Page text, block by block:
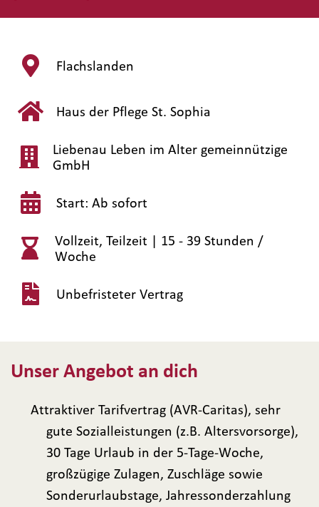
Flachslanden
Haus der Pflege St. Sophia
Liebenau Leben im Alter gemeinnützige
GmbH
Start: Ab sofort
Vollzeit, Teilzeit | 15 - 39 Stunden /
Woche
Unbefristeter Vertrag
Unser Angebot an dich
Attraktiver Tarifvertrag (AVR-Caritas), sehr
gute Sozialleistungen (z.B. Altersvorsorge),
30 Tage Urlaub in der 5-Tage-Woche,
großzügige Zulagen, Zuschläge sowie
Sonderurlaubstage, Jahressonderzahlung